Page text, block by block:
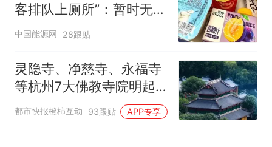
客排队上厕所”：暂时无法
核查是否发放西梅汁
中国能源网 28跟贴
灵隐寺、净慈寺、永福寺
等杭州7大佛教寺院明起
临时关闭，别跑空了
都市快报橙柿互动 93跟贴 APP专享